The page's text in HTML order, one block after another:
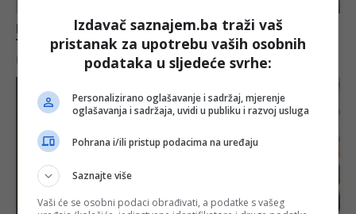
Izdavač saznajem.ba traži vaš
pristanak za upotrebu vaših osobnih
podataka u sljedeće svrhe:
Personalizirano oglašavanje i sadržaj, mjerenje
oglašavanja i sadržaja, uvidi u publiku i razvoj usluga
Pohrana i/ili pristup podacima na uređaju
Saznajte više
Vaši će se osobni podaci obrađivati, a podatke s vašeg